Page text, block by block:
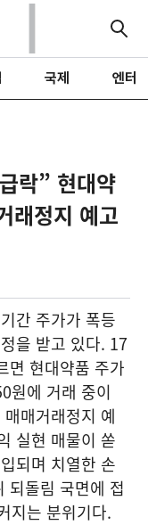
국제 엔터
락” 현대약
래정지 예고
간 주가가 폭등
을 받고 있다. 17
면 현대약품 주가
원에 거래 중이
매거래정지 예
실현 매물이 쏟
되며 치열한 손
되돌림 국면에 접
지는 분위기다.